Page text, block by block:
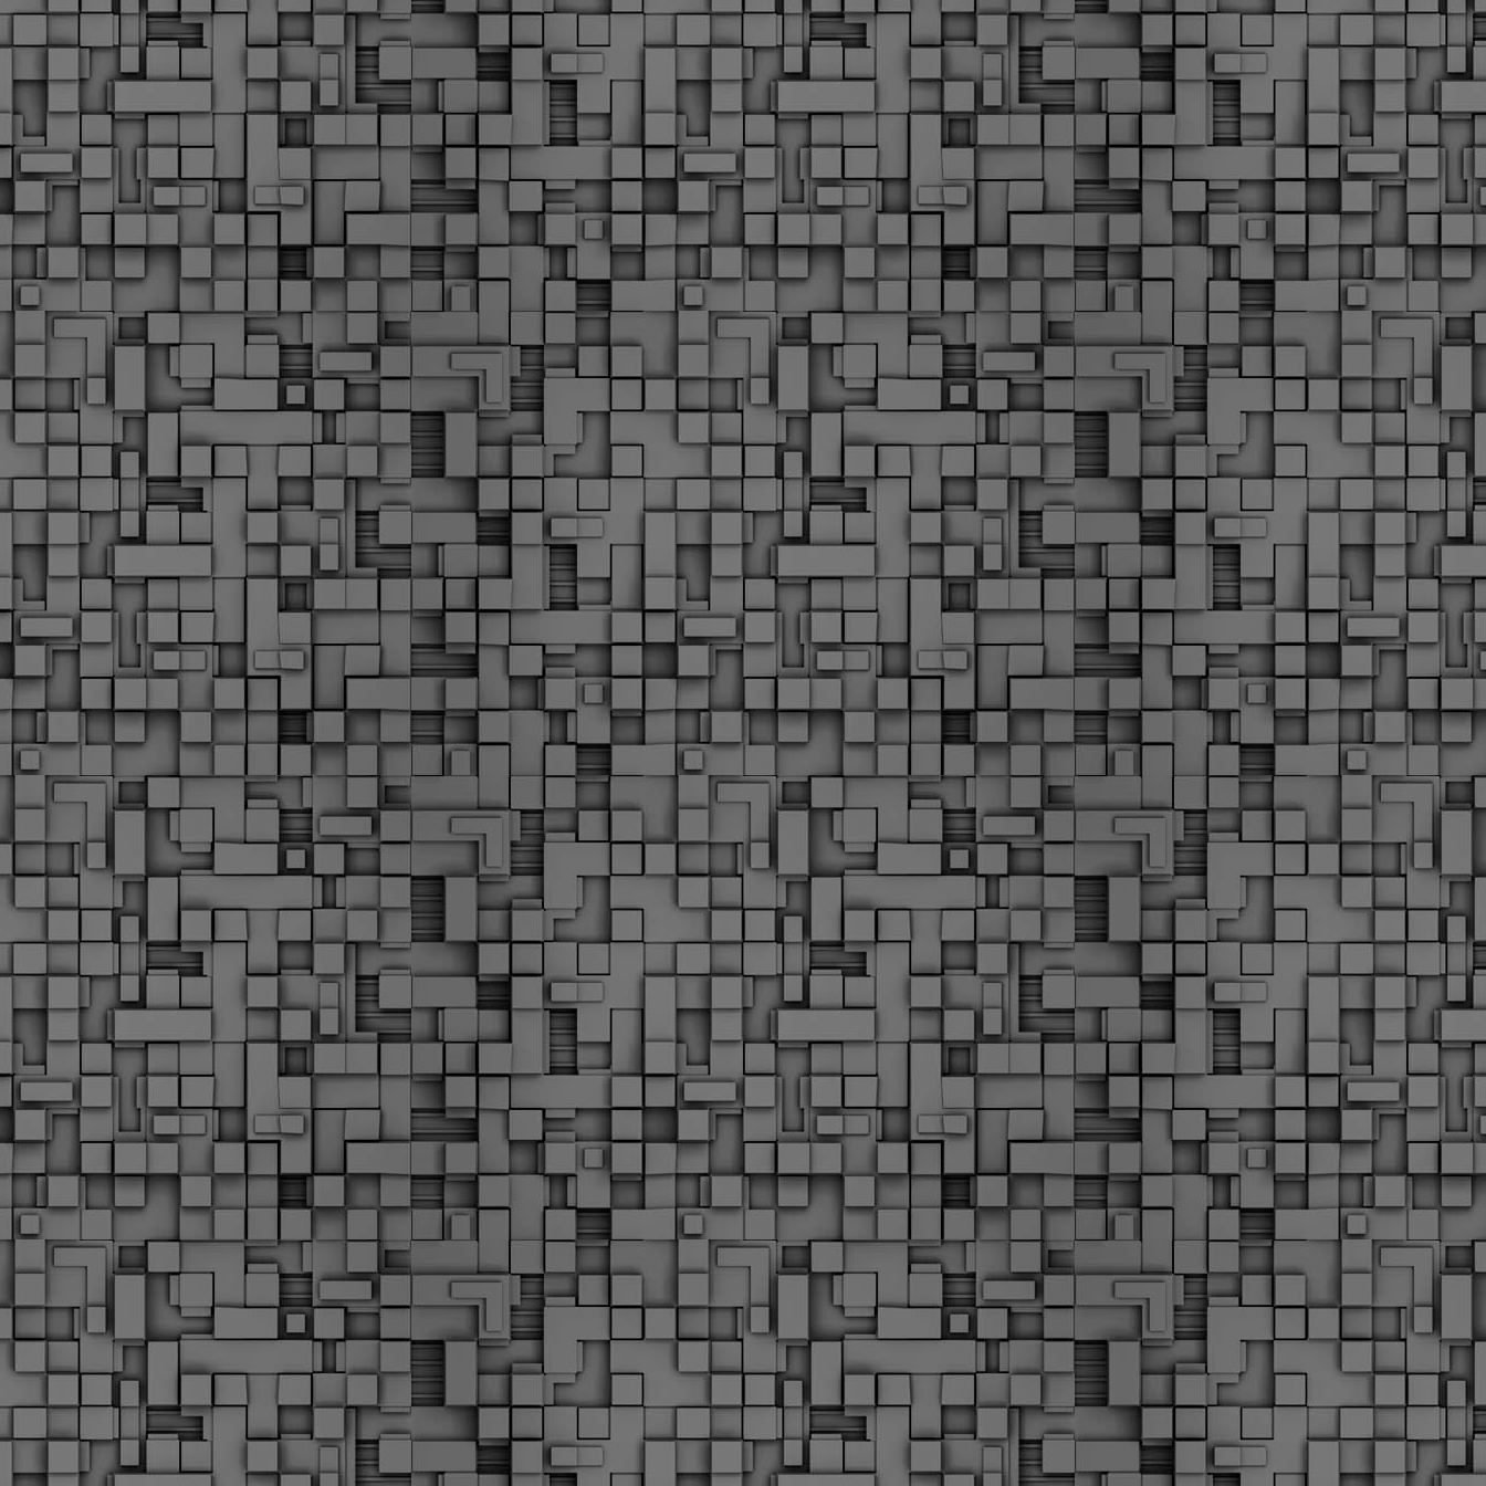
σε δήμους της χώρας. Το Dimastin, αναζητεί σχετικό
φωτογραφικό υλικό στο διαδίκτυο και σας το παρουσιάζει σε
αυτή την ανάρτηση. Επίσης, σας καλούμε, αν διαπιστώσετε ότι
μας έχουν "ξεφύγει" ορκωμοσίες, μπορείτε να στέλνετε το
φωτογραφικό τους υλικό στο dimasthes@gmail.gr ώστε να το
δημοσιεύουμε εδώ, άμεσα.
MAR
Θεσσαλονίκη: Ορκίστηκαν οι 75 νέοι δημοτικοί
αστυνομικοί – Τι τους ζήτησε ο Αγγελούδης
Ενισχύεται το έργο της δημοτικής αστυνομίας στο δήμο
Θεσσαλονίκης καθώς το πρωί της Τετάρτης 18 Μαρτίου
ορκίστηκαν οι 75 νέοι δημοτικοί αστυνομικοί.
«Με αυτούς, σε λίγους μήνες αποκτά ένα ισχυρό σώμα η
δημοτική αστυνομία. Θα είναι πιο κοντά στον πολίτη. Είχα την
ευκαιρία να είμαι σήμερα στην ορκωμοσία τους.
MAR
Ξεκίνησαν εδώ και μια εβδομάδα οι αφίξεις των
νεοπροσληφθέντων Δημοτικών Αστυνομικών στους
δήμους και οι ορκωμοσίες τους - Πλήρες
Μεγάλες μέρες ζει ο "οργανισμός" της Δημοτικής Αστυνομίας!
Να θυμίσουμε ότι κανονικές προσλήψεις στην Δημοτική
Αστυνομία έχουν να γίνουν από το 2010. Δεκαέξι ολόκληρα
χρόνια! Και βέβαια, ακόμη και με αυτές τις προσλήψεις, δεν
φτάνουμε ούτε τα 2/3 των Δημοτικών Αστυνομικών που
υπηρετούσαν το 2013 προ της κατάργησης της υπηρεσίας με
απόφαση του σημερινού πρωθυπουργού Κυριάκου Μητσοτάκη. Ας
είναι...
2
Δημοτική Αστυνομία Θεσσαλονίκης: Διμηνιαίος
απολογισμός ελέγχων τήρησης νομοθεσίας
Τον απολογισμό των δράσεων ελέγχου για τα ζώα συντροφιάς
κατά το δίμηνο Ιανουαρίου – Φεβρουαρίου 2026 παρουσιάζει η
Δημοτική Αστυνομία Θεσσαλονίκης, με στόχο την προστασία των
ζώων και την ομαλή συμβίωση στην πόλη.
FEB
18
ΣτΕ: Οριστική απόρριψη της επαναφοράς του 13ου
και 14ου μισθού για τους δημοσίους υπαλλήλους
Με την απόφαση αυτή, το ΣτΕ απορρίπτει οριστικά τις
αξιώσεις των δημοσίων υπαλλήλων για επαναφορά των
δώρων, επικυρώνοντας την τρέχουσα κατάσταση παρά τις
αντιδράσεις της ΑΔΕΔΥ
Το ΣτΕ απέρριψε οριστικά την προσφυγή της ΑΔΕΔΥ και ενός
εκπαιδευτικού για την επαναφορά των δώρων Χριστουγέννων,
Πάσχα και θερινής άδειας (13ος και 14ος μισθός) στους
εργαζόμενους του δημόσιου τομέα, κλείνοντας μια μακρά
διαμάχη δεκαετιών που αφορούσε τις μνημονιακές περικοπές.
Γνωστοποίηση έκδοσης οριστικών αποτελεσμάτων –
Παροχή οδηγιών.
► Δείτε/κατεβάστε την πολυαναμενόμενη εγκύκλιο του Υπ.
FEB
1
Με διαρροή 2 μέρες πριν την στάση εργασίας
ενημερώνει το ΣτΕ για την απόρριψη της επαναφοράς